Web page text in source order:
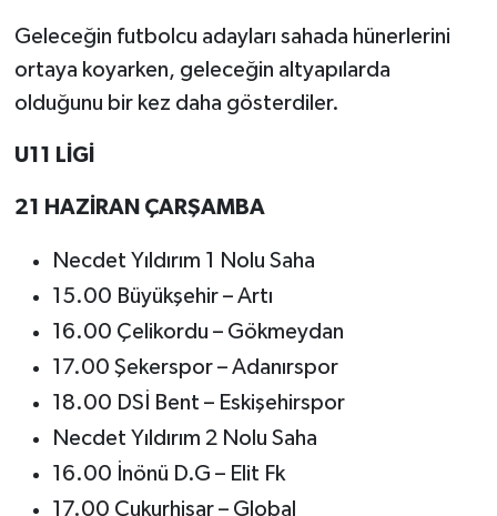
Geleceğin futbolcu adayları sahada hünerlerini
ortaya koyarken, geleceğin altyapılarda
olduğunu bir kez daha gösterdiler.
U11 LİGİ
21 HAZİRAN ÇARŞAMBA
Necdet Yıldırım 1 Nolu Saha
15.00 Büyükşehir – Artı
16.00 Çelikordu – Gökmeydan
17.00 Şekerspor – Adanırspor
18.00 DSİ Bent – Eskişehirspor
Necdet Yıldırım 2 Nolu Saha
16.00 İnönü D.G – Elit Fk
17.00 Çukurhisar – Global